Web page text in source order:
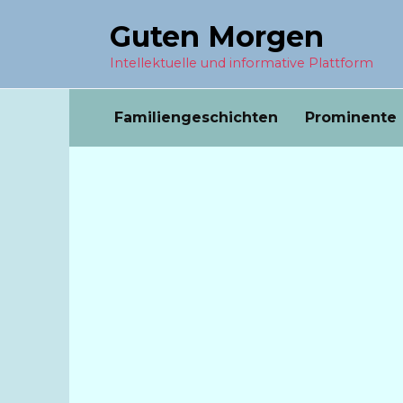
Guten Morgen
Intellektuelle und informative Plattform
Familiengeschichten Prominente